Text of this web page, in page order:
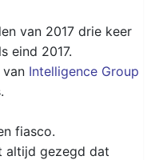
van 2017 drie keer
eind 2017.
Intelligence Group
fiasco.
altijd gezegd dat